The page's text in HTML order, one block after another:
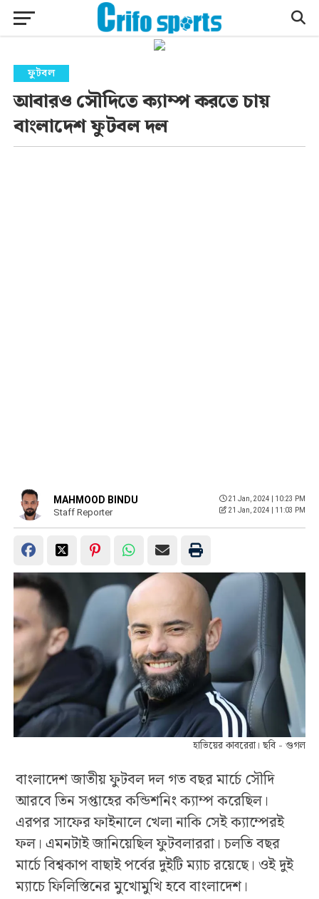
ফুটবল
আবারও সৌদিতে ক্যাম্প করতে চায়
বাংলাদেশ ফুটবল দল
MAHMOOD BINDU
Staff Reporter
21 Jan, 2024 | 10:23 PM
21 Jan, 2024 | 11:03 PM
হাভিয়ের কাবরেরা। ছবি - গুগল
বাংলাদেশ জাতীয় ফুটবল দল গত বছর মার্চে সৌদি
আরবে তিন সপ্তাহের কন্ডিশনিং ক্যাম্প করেছিল।
এরপর সাফের ফাইনালে খেলা নাকি সেই ক্যাম্পেরই
ফল। এমনটাই জানিয়েছিল ফুটবলাররা। চলতি বছর
মার্চে বিশ্বকাপ বাছাই পর্বের দুইটি ম্যাচ রয়েছে। ওই দুই
ম্যাচে ফিলিস্তিনের মুখোমুখি হবে বাংলাদেশ।